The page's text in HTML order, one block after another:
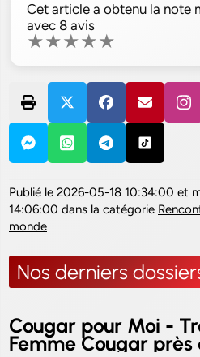
Cet article a obtenu la note
avec 8 avis
★★★★★
Publié le 2026-05-18 10:34:00 et
14:06:00 dans la catégorie
monde
Nos derniers
Cougar pour Moi -
Femme Cougar